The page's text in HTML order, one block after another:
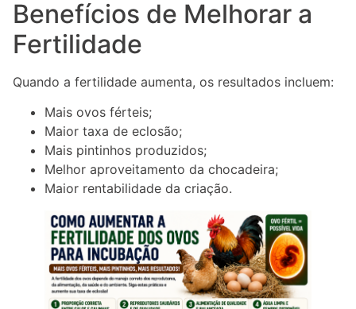
Benefícios de Melhorar a
Fertilidade
Quando a fertilidade aumenta, os resultados incluem:
Mais ovos férteis;
Maior taxa de eclosão;
Mais pintinhos produzidos;
Melhor aproveitamento da chocadeira;
Maior rentabilidade da criação.